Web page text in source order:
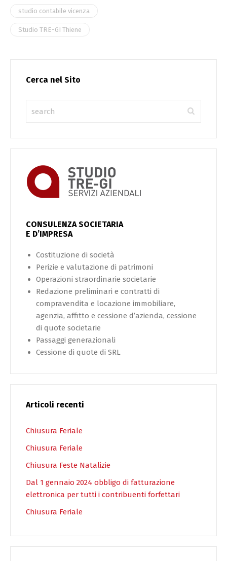
studio contabile vicenza
Studio TRE-GI Thiene
Cerca nel Sito
CONSULENZA SOCIETARIA
E D’IMPRESA
Costituzione di società
Perizie e valutazione di patrimoni
Operazioni straordinarie societarie
Redazione preliminari e contratti di
compravendita e locazione immobiliare,
agenzia, affitto e cessione d’azienda, cessione
di quote societarie
Passaggi generazionali
Cessione di quote di SRL
Articoli recenti
Chiusura Feriale
Chiusura Feriale
Chiusura Feste Natalizie
Dal 1 gennaio 2024 obbligo di fatturazione
elettronica per tutti i contribuenti forfettari
Chiusura Feriale